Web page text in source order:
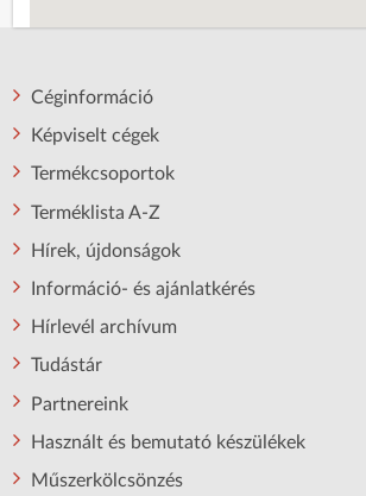
Céginformáció
Képviselt cégek
Termékcsoportok
Terméklista A-Z
Hírek, újdonságok
Információ- és ajánlatkérés
Hírlevél archívum
Tudástár
Partnereink
Használt és bemutató készülékek
Műszerkölcsönzés